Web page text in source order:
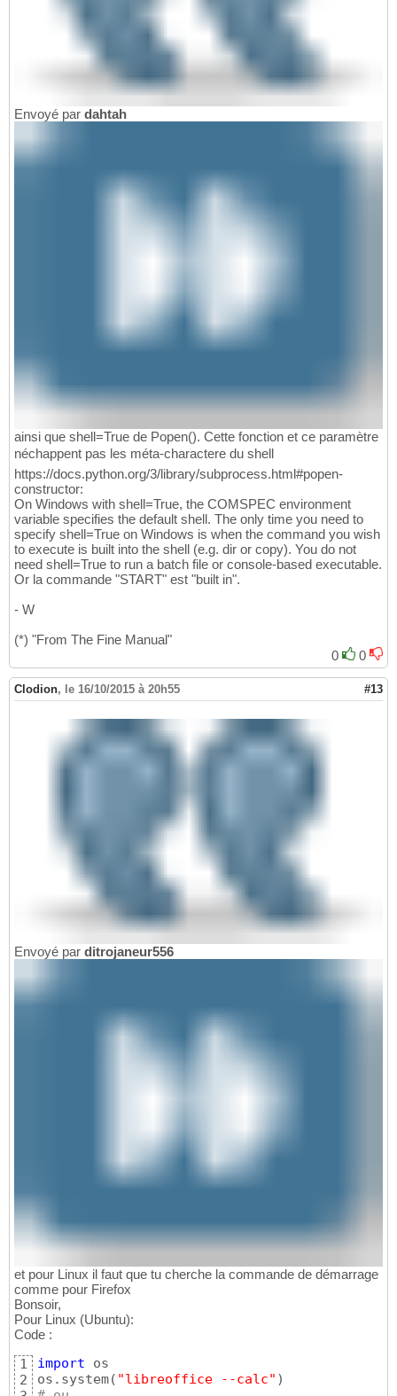
Envoyé par dahtah
ainsi que shell=True de Popen(). Cette fonction et ce paramètre
néchappent pas les méta-charactere du shell
https://docs.python.org/3/library/subprocess.html#popen-
constructor:
On Windows with shell=True, the COMSPEC environment
variable specifies the default shell. The only time you need to
specify shell=True on Windows is when the command you wish
to execute is built into the shell (e.g. dir or copy). You do not
need shell=True to run a batch file or console-based executable.
Or la commande "START" est "built in".
- W
(*) "From The Fine Manual"
0
0
Clodion, le 16/10/2015 à 20h55 #13
Envoyé par ditrojaneur556
et pour Linux il faut que tu cherche la commande de démarrage
comme pour Firefox
Bonsoir,
Pour Linux (Ubuntu):
Code :
1
2
import os
os.system( "libreoffice --calc" )